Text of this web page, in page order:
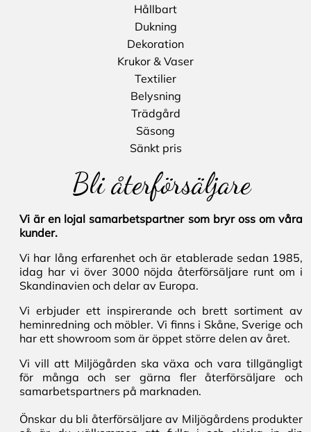
Hållbart
Dukning
Dekoration
Krukor & Vaser
Textilier
Belysning
Trädgård
Säsong
Sänkt pris
Bli återförsäljare
Vi är en lojal samarbetspartner som bryr oss om våra
kunder.
Vi har lång erfarenhet och är etablerade sedan 1985,
idag har vi över 3000 nöjda återförsäljare runt om i
Skandinavien och delar av Europa.
Vi erbjuder ett inspirerande och brett sortiment av
heminredning och möbler. Vi finns i Skåne, Sverige och
har ett showroom som är öppet större delen av året.
Vi vill att Miljögården ska växa och vara tillgängligt
för många och ser gärna fler återförsäljare och
samarbetspartners på marknaden.
Önskar du bli återförsäljare av Miljögårdens produkter